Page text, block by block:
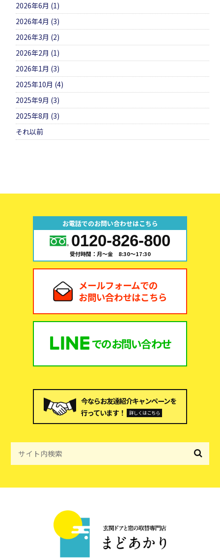
2026年6月 (1)
2026年4月 (3)
2026年3月 (2)
2026年2月 (1)
2026年1月 (3)
2025年10月 (4)
2025年9月 (3)
2025年8月 (3)
それ以前
お電話でのお問い合わせはこちら
0120-826-800
受付時間：月～金 8:30～17:30
メールフォームでの
お問い合わせはこちら
でのお問い合わせ
今ならお友達紹介キャンペーンを
行っています！
詳しくはこちら